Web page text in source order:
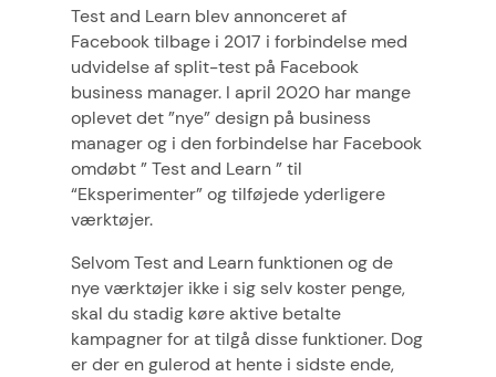
Test and Learn blev annonceret af
Facebook tilbage i 2017 i forbindelse med
udvidelse af split-test på Facebook
business manager. I april 2020 har mange
oplevet det ”nye” design på business
manager og i den forbindelse har Facebook
omdøbt ” Test and Learn ” til
“Eksperimenter” og tilføjede yderligere
værktøjer.
Selvom Test and Learn funktionen og de
nye værktøjer ikke i sig selv koster penge,
skal du stadig køre aktive betalte
kampagner for at tilgå disse funktioner. Dog
er der en gulerod at hente i sidste ende,